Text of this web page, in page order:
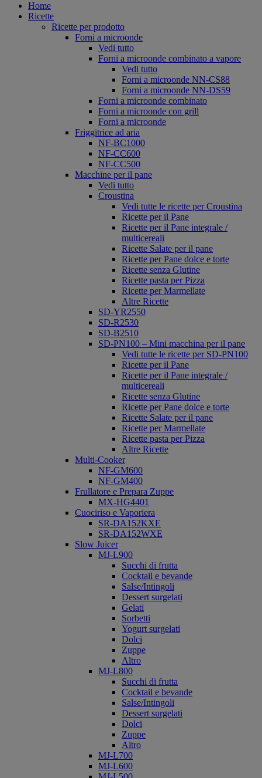
Home
Ricette
Ricette per prodotto
Forni a microonde
Vedi tutto
Forni a microonde combinato a vapore
Vedi tutto
Forni a microonde NN-CS88
Forni a microonde NN-DS59
Forni a microonde combinato
Forni a microonde con grill
Forni a microonde
Friggitrice ad aria
NF-BC1000
NF-CC600
NF-CC500
Macchine per il pane
Vedi tutto
Croustina
Vedi tutte le ricette per Croustina
Ricette per il Pane
Ricette per il Pane integrale /
multicereali
Ricette Salate per il pane
Ricette per Pane dolce e torte
Ricette senza Glutine
Ricette pasta per Pizza
Ricette per Marmellate
Altre Ricette
SD-YR2550
SD-R2530
SD-B2510
SD-PN100 – Mini macchina per il pane
Vedi tutte le ricette per SD-PN100
Ricette per il Pane
Ricette per il Pane integrale /
multicereali
Ricette senza Glutine
Ricette per Pane dolce e torte
Ricette Salate per il pane
Ricette per Marmellate
Ricette pasta per Pizza
Altre Ricette
Multi-Cooker
NF-GM600
NF-GM400
Frullatore e Prepara Zuppe
MX-HG4401
Cuociriso e Vaporiera
SR-DA152KXE
SR-DA152WXE
Slow Juicer
MJ-L900
Succhi di frutta
Cocktail e bevande
Salse/Intingoli
Dessert surgelati
Gelati
Sorbetti
Yogurt surgelati
Dolci
Zuppe
Altro
MJ-L800
Succhi di frutta
Cocktail e bevande
Salse/Intingoli
Dessert surgelati
Dolci
Zuppe
Altro
MJ-L700
MJ-L600